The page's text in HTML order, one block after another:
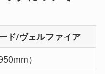
ド/ヴェルファイア
）